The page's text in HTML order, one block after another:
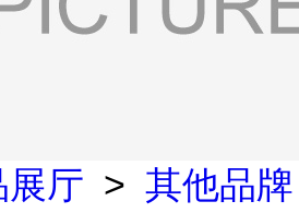
展厅 > 其他品牌